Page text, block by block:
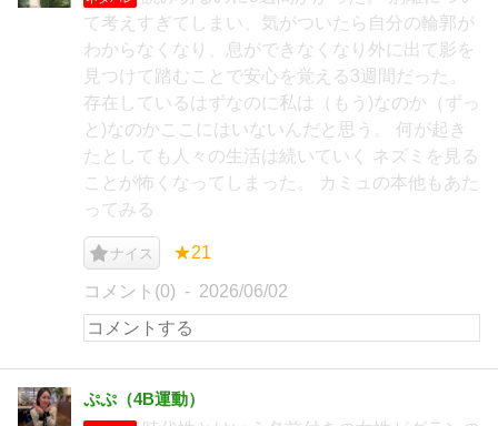
て考えすぎてしまい、気がついたら自分の輪郭が
わからなくなり、息ができなくなり外に出て影を
見つけて踏むことで安心を覚える3週間だった。
存在しているはずなのに私は（もう)なのか（ずっ
と)なのかここにはいないんだと思う。 何が起き
たとしても人々の生活は続いていく ネズミを見る
ことが怖くなってしまった。 カミュの本他もあた
ってみる
ナイス ★21
コメント(0) 2026/06/02
ぷぷ（4B運動）